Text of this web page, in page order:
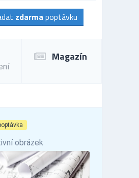
zdarma poptávku
Magazín
obrázek